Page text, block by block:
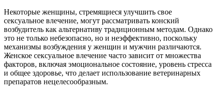
Некоторые женщины, стремящиеся улучшить свое
сексуальное влечение, могут рассматривать конский
возбудитель как альтернативу традиционным методам. Однако
это не только небезопасно, но и неэффективно, поскольку
механизмы возбуждения у женщин и мужчин различаются.
Женское сексуальное влечение часто зависит от множества
факторов, включая эмоциональное состояние, уровень стресса
и общее здоровье, что делает использование ветеринарных
препаратов нецелесообразным.